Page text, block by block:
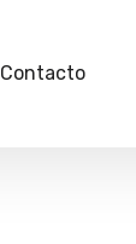
Contacto